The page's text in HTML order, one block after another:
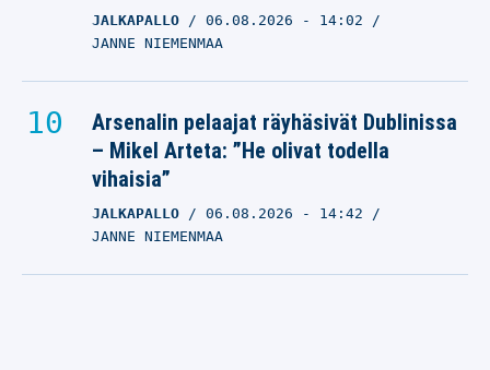
JALKAPALLO 06.08.2026 - 14:02
JANNE NIEMENMAA
Arsenalin pelaajat räyhäsivät Dublinissa
– Mikel Arteta: ”He olivat todella
vihaisia”
JALKAPALLO 06.08.2026 - 14:42
JANNE NIEMENMAA